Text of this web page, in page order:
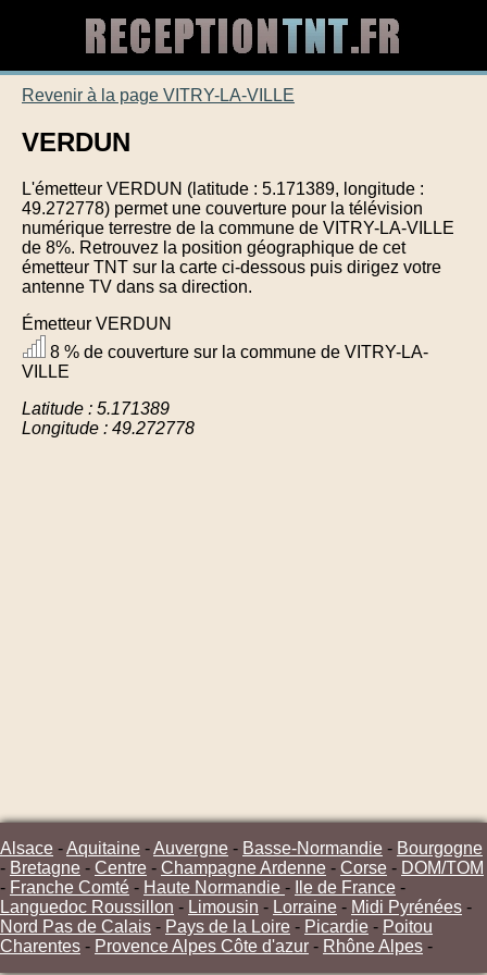
Revenir à la page VITRY-LA-VILLE
VERDUN
L'émetteur VERDUN (latitude : 5.171389, longitude :
49.272778) permet une couverture pour la télévision
numérique terrestre de la commune de VITRY-LA-VILLE
de 8%. Retrouvez la position géographique de cet
émetteur TNT sur la carte ci-dessous puis dirigez votre
antenne TV dans sa direction.
Émetteur VERDUN
8 % de couverture sur la commune de VITRY-LA-
VILLE
Latitude : 5.171389
Longitude : 49.272778
Alsace -Aquitaine -Auvergne - Basse-Normandie - Bourgogne
- Bretagne - Centre - Champagne Ardenne - Corse - DOM/TOM
- Franche Comté - Haute Normandie - Ile de France -
Languedoc Roussillon - Limousin - Lorraine - Midi Pyrénées -
Nord Pas de Calais - Pays de la Loire - Picardie - Poitou
Charentes - Provence Alpes Côte d'azur - Rhône Alpes -